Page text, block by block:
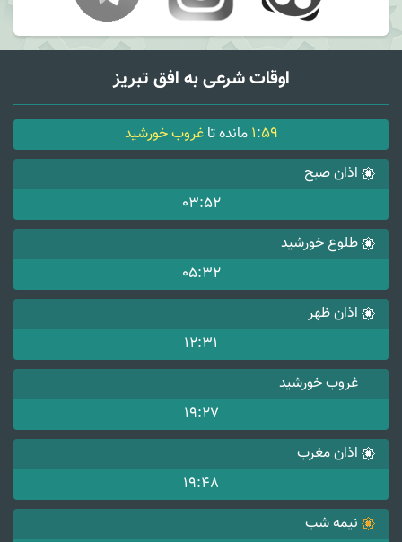
اوقات شرعی به افق تبریز
1:59 مانده تاغروب خورشید
اذان صبح
03:52
طلوع خورشید
05:32
اذان ظهر
12:31
غروب خورشید
19:27
اذان مغرب
19:48
نیمه شب